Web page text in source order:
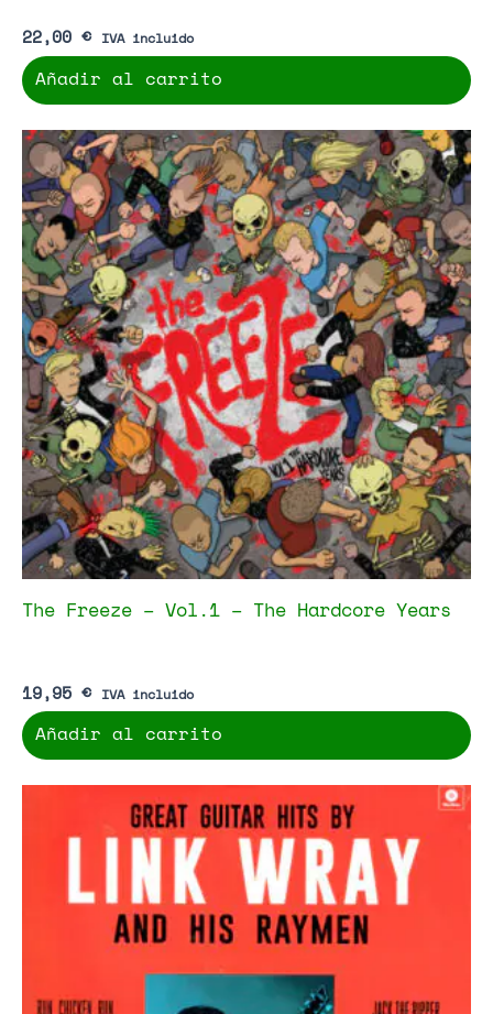
22,00 € IVA incluido
Añadir al carrito
The Freeze – Vol.1 – The Hardcore Years
19,95 € IVA incluido
Añadir al carrito